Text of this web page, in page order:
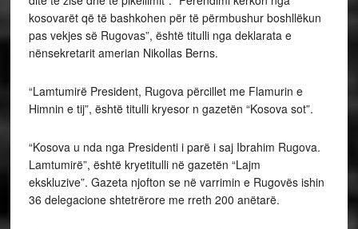
kosovarët që të bashkohen për të përmbushur boshllëkun
pas vekjes së Rugovas”, është titulli nga deklarata e
nënsekretarit amerian Nikollas Berns.
“Lamtumirë President, Rugova përcillet me Flamurin e
Himnin e tij”, është titulli kryesor n gazetën “Kosova sot”.
“Kosova u nda nga Presidenti i parë i saj Ibrahim Rugova.
Lamtumirë”, është kryetitulli në gazetën “Lajm
ekskluzive”. Gazeta njofton se në varrimin e Rugovës ishin
36 delegacione shtetrërore me rreth 200 anëtarë.